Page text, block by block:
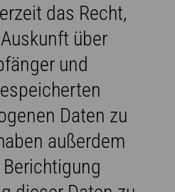
das Recht,
über
und
Daten zu
außerdem